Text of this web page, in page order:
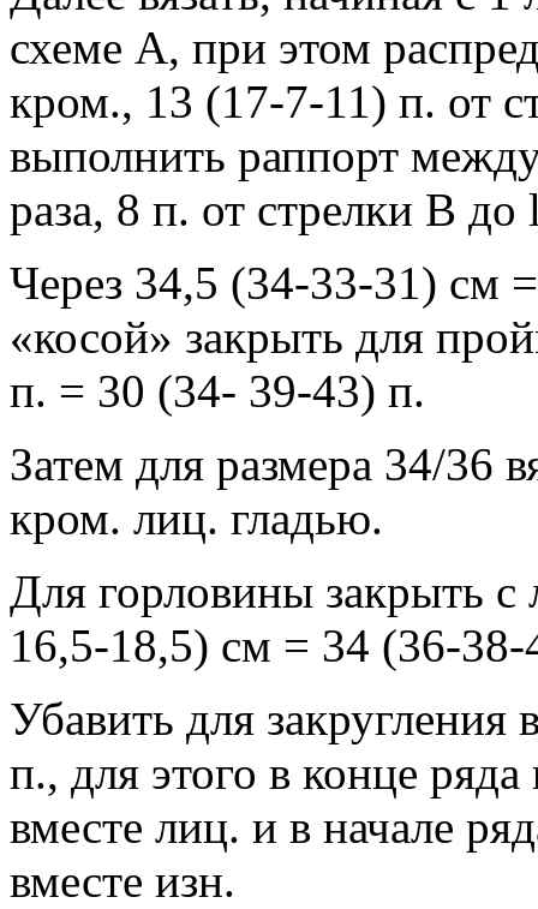
схеме A, при этом
кром., 13 (17-7-11) п. от
выполнить раппорт
раза, 8 п. от стрелки B
Через 34,5 (34-33-31) см
«косой» закрыть для
п. = 30 (34- 39-43) п.
Затем для размера 34/36
кром. лиц. гладью.
Для горловины закрыть с
16,5-18,5) см = 34 (36-
Убавить для
п., для этого в конце
вместе лиц. и в начале
вместе изн.